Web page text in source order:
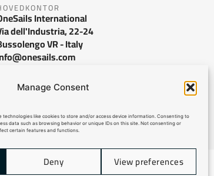
Manage Consent
technologies like cookies to store and/or access device information. Consenting to
data such as browsing behavior or unique IDs on this site. Not consenting or
certain features and functions.
Deny View preferences
International
dell'Industria, 22-24
VR - Italy